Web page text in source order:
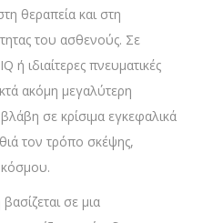
θεραπεία και στη
του ασθενούς. Σε
ιδιαίτερες πνευματικές
ακόμη μεγαλύτερη
σε κρίσιμα εγκεφαλικά
τον τρόπο σκέψης,
κόσμου.
σε μια